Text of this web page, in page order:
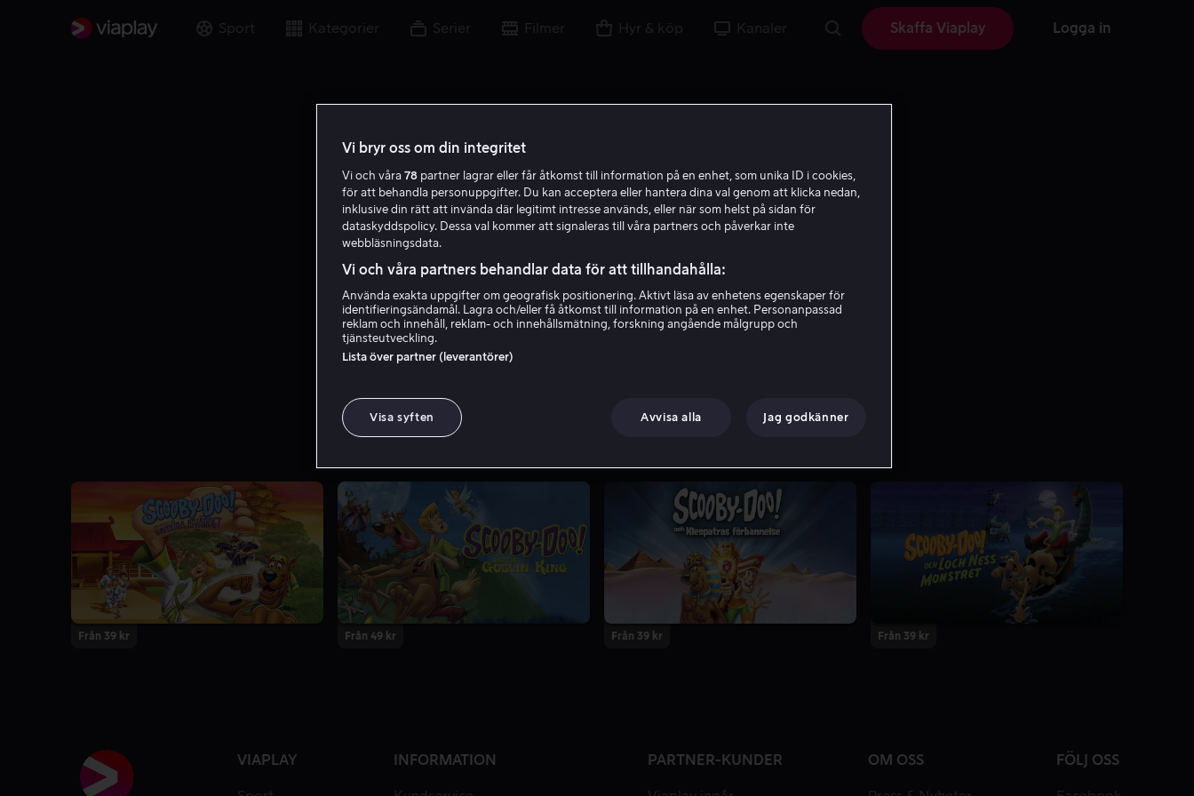
Sport Kategorier Serier Filmer Hyr & köp Kanaler Skaffa Viaplay Logga in
J S
Joe Sichta
Producent
Från 39 kr Från 49 kr Från 39 kr Från 39 kr
VIAPLAY INFORMATION PARTNER-KUNDER OM OSS FÖLJ OSS
Vi bryr oss om din integritet
Vi och våra 78 partner lagrar eller får åtkomst till information på en enhet, som unika ID i cookies,
för att behandla personuppgifter. Du kan acceptera eller hantera dina val genom att klicka nedan,
inklusive din rätt att invända där legitimt intresse används, eller när som helst på sidan för
dataskyddspolicy. Dessa val kommer att signaleras till våra partners och påverkar inte
webbläsningsdata.
Vi och våra partners behandlar data för att tillhandahålla:
Använda exakta uppgifter om geografisk positionering. Aktivt läsa av enhetens egenskaper för
identifieringsändamål. Lagra och/eller få åtkomst till information på en enhet. Personanpassad
reklam och innehåll, reklam- och innehållsmätning, forskning angående målgrupp och
tjänsteutveckling.
Lista över partner (leverantörer)
Visa syften Avvisa alla Jag godkänner